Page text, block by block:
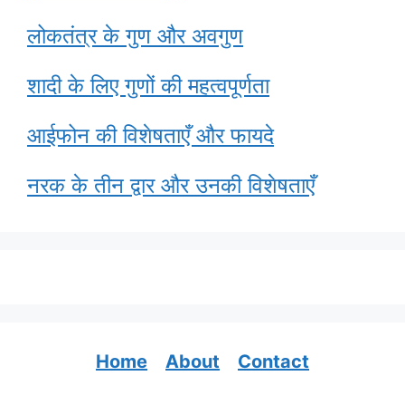
लोकतंत्र के गुण और अवगुण
शादी के लिए गुणों की महत्वपूर्णता
आईफोन की विशेषताएँ और फायदे
नरक के तीन द्वार और उनकी विशेषताएँ
Home About
Contact